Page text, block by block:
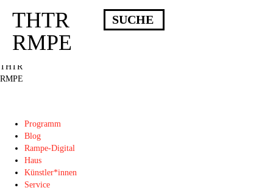
Deprecated : Die Funktion post_permalink ist seit Version 4.4.0 veraltet!
Verwende stattdessen get_permalink(). in
/homepages/10/d43051023/htdocs/wordpress/wp-includes/functions.php
THTR
RMPE
Programm
Blog
Rampe-Digital
Haus
Künstler*innen
Service
THTR
RMPE